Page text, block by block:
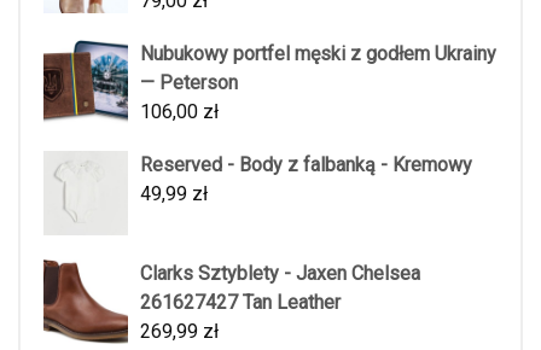
Nubukowy portfel męski z godłem Ukrainy
— Peterson
106,00 zł
Reserved - Body z falbanką - Kremowy
49,99 zł
Clarks Sztyblety - Jaxen Chelsea
261627427 Tan Leather
269,99 zł